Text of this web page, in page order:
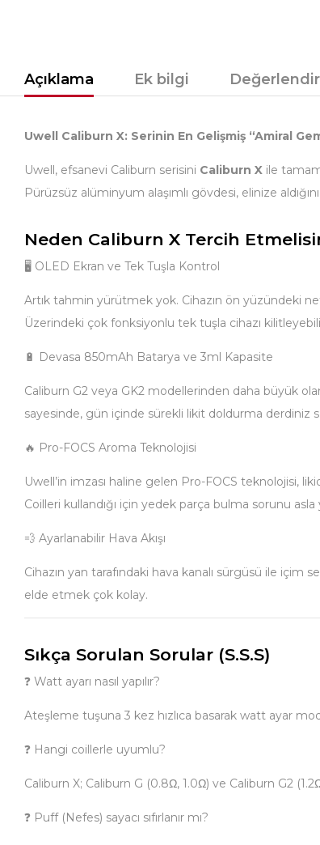
Açıklama Ek bilgi
Uwell Caliburn X: Serinin En Gelişmiş “Amiral
Uwell, efsanevi Caliburn serisini Caliburn X ile
Pürüzsüz alüminyum alaşımlı gövdesi, elinize
Neden Caliburn X Tercih
🖥️ OLED Ekran ve Tek Tuşla Kontrol
Artık tahmin yürütmek yok. Cihazın ön yüzündeki
Üzerindeki çok fonksiyonlu tek tuşla cihazı
🔋 Devasa 850mAh Batarya ve 3ml Kapasite
Caliburn G2 veya GK2 modellerinden daha büyük
sayesinde, gün içinde sürekli likit doldurma derdiniz
🔥 Pro-FOCS Aroma Teknolojisi
Uwell’in imzası haline gelen Pro-FOCS teknolojisi,
Coilleri kullandığı için yedek parça bulma sorunu asla
💨 Ayarlanabilir Hava Akışı
Cihazın yan tarafındaki hava kanalı sürgüsü ile içim
elde etmek çok kolay.
Sıkça Sorulan Sorular (S.S.S)
❓ Watt ayarı nasıl yapılır?
Ateşleme tuşuna 3 kez hızlıca basarak watt ayar
❓ Hangi coillerle uyumlu?
Caliburn X; Caliburn G (0.8Ω, 1.0Ω) ve Caliburn G2
❓ Puff (Nefes) sayacı sıfırlanır mı?